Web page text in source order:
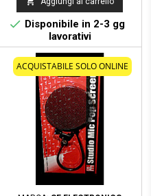
 Disponibile in 2-3 gg
lavorativi
ACQUISTABILE SOLO ONLINE